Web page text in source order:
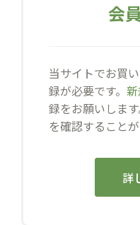
会
当サイトでお買
録が必要です。
録をお願いしま
を確認することが
詳